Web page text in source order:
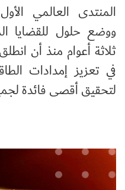
المنتدى العالمي
ووضع حلول للقضايا
في تعزيز إمدادات
لتحقيق أقصى فائدة